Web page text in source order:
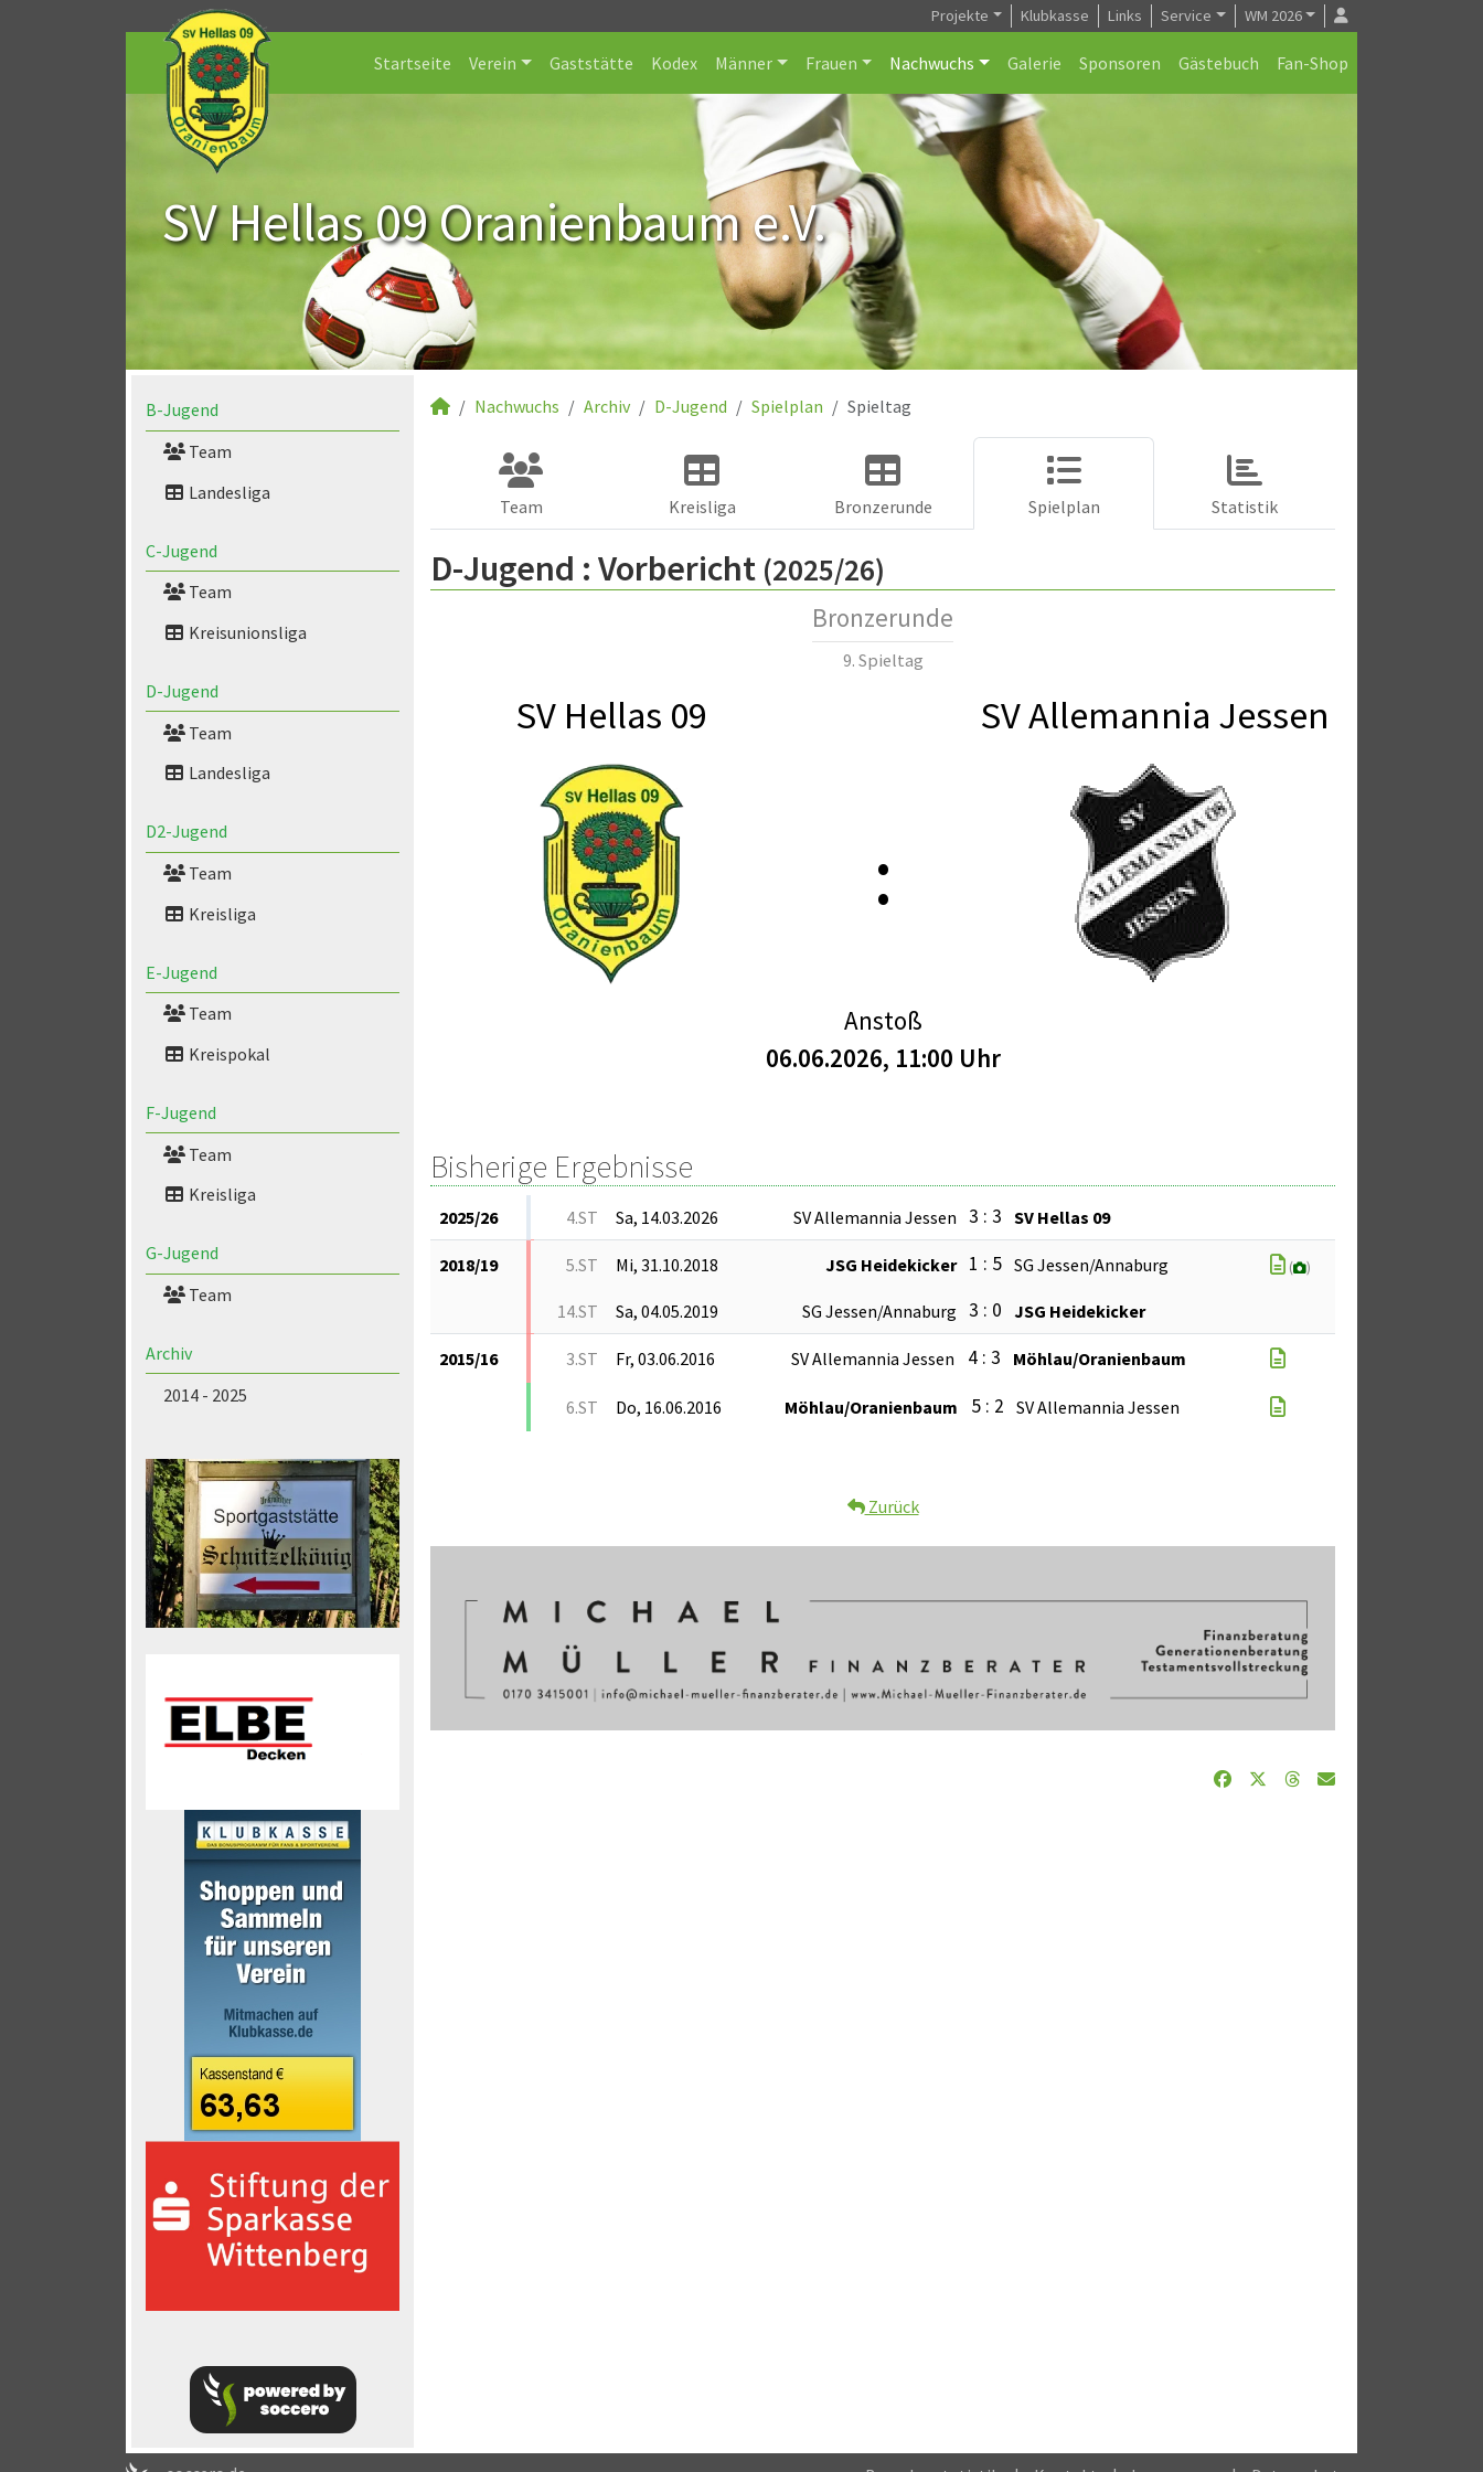
Projekte Klubkasse Links Service WM 2026
Startseite Verein Gaststätte Kodex Männer Frauen Nachwuchs Galerie Sponsoren Gästebuch Fan-Shop
SV Hellas 09 Oranienbaum e.V.
B-Jugend
Team
Landesliga
C-Jugend
Team
Kreisunionsliga
D-Jugend
Team
Landesliga
D2-Jugend
Team
Kreisliga
E-Jugend
Team
Kreispokal
F-Jugend
Team
Kreisliga
G-Jugend
Team
Archiv
2014 - 2025
Nachwuchs Archiv D-Jugend Spielplan Spieltag
Team Kreisliga Bronzerunde Spielplan Statistik
D-Jugend : Vorbericht (2025/26)
Bronzerunde
9. Spieltag
SV Hellas 09 SV Allemannia Jessen
:
Anstoß
06.06.2026, 11:00 Uhr
Bisherige Ergebnisse
2025/26 4.ST Sa, 14.03.2026 SV Allemannia Jessen 3 : 3 SV Hellas 09
2018/19 5.ST Mi, 31.10.2018 JSG Heidekicker 1 : 5 SG Jessen/Annaburg ( )
14.ST Sa, 04.05.2019 SG Jessen/Annaburg 3 : 0 JSG Heidekicker
2015/16 3.ST Fr, 03.06.2016 SV Allemannia Jessen 4 : 3 Möhlau/Oranienbaum
6.ST Do, 16.06.2016 Möhlau/Oranienbaum 5 : 2 SV Allemannia Jessen
Zurück